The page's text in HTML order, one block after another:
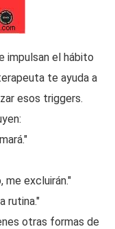
impulsan el hábito
te ayuda a
esos triggers.
me excluirán."
rutina."
otras formas de